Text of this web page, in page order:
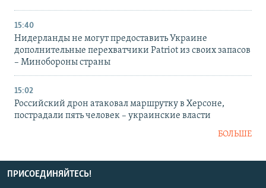
15:40
Нидерланды не могут предоставить Украине
дополнительные перехватчики Patriot из своих запасов
– Минобороны страны
15:02
Российский дрон атаковал маршрутку в Херсоне,
пострадали пять человек – украинские власти
БОЛЬШЕ
ПРИСОЕДИНЯЙТЕСЬ!